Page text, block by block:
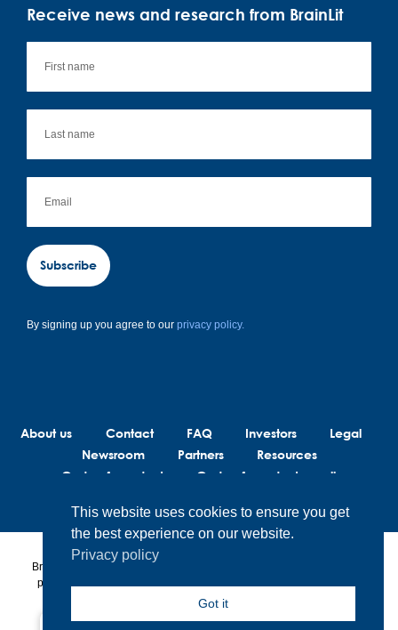
Receive news and research from BrainLit
Subscribe
By signing up you agree to our privacy policy.
About us Contact FAQ Investors
Legal
Newsroom
Partners
Resources
Code of conduct
Code of conduct suppliers
BrainLit® products and services are not intended to diagnose, treat or
prevent any medical conditions. BrainLit® is not responsible for any
healthcare related decisions made by the end user, including
This website uses cookies to ensure you get
the best experience on our website.
Privacy policy
Got it